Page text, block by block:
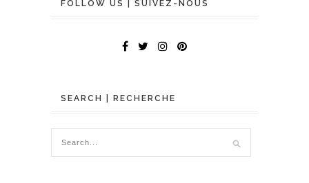
FOLLOW US | SUIVEZ-NOUS
SEARCH | RECHERCHE